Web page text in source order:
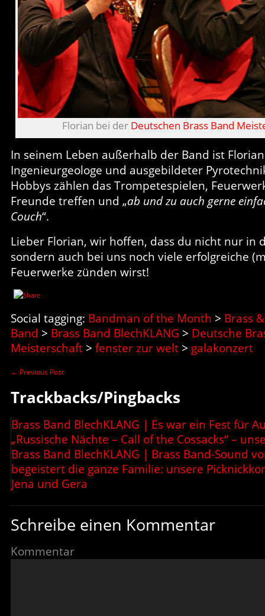
Florian bei der Deutschen Brass Band
In seinem Leben außerhalb der Band ist
Ingenieurgeologe und ausgebildeter
Hobbys zählen das Trompetespielen,
Freunde treffen und „ab und zu auch gerne
Couch“.
Lieber Florian, wir hoffen, dass du nicht nur in
sondern auch bei uns noch viele erfolgreiche
Feuerwerke zünden wirst!
Social tagging: Bandman of the Month > Brass
Band > Brass Band BlechKLANG > Deutsche
Meisterschaft > fenster zur welt > galakonzert
← Previous Post
Trackbacks/Pingbacks
Brass Band BlechKLANG | Es war ein Fest für
„Russische Nächte – Call of the Cossacks“ –
Brass Band BlechKLANG | Brass Band-Sound
begeistert die ganze Familie: unsere
Jena und Gera
Schreibe einen Kommentar
Kommentar